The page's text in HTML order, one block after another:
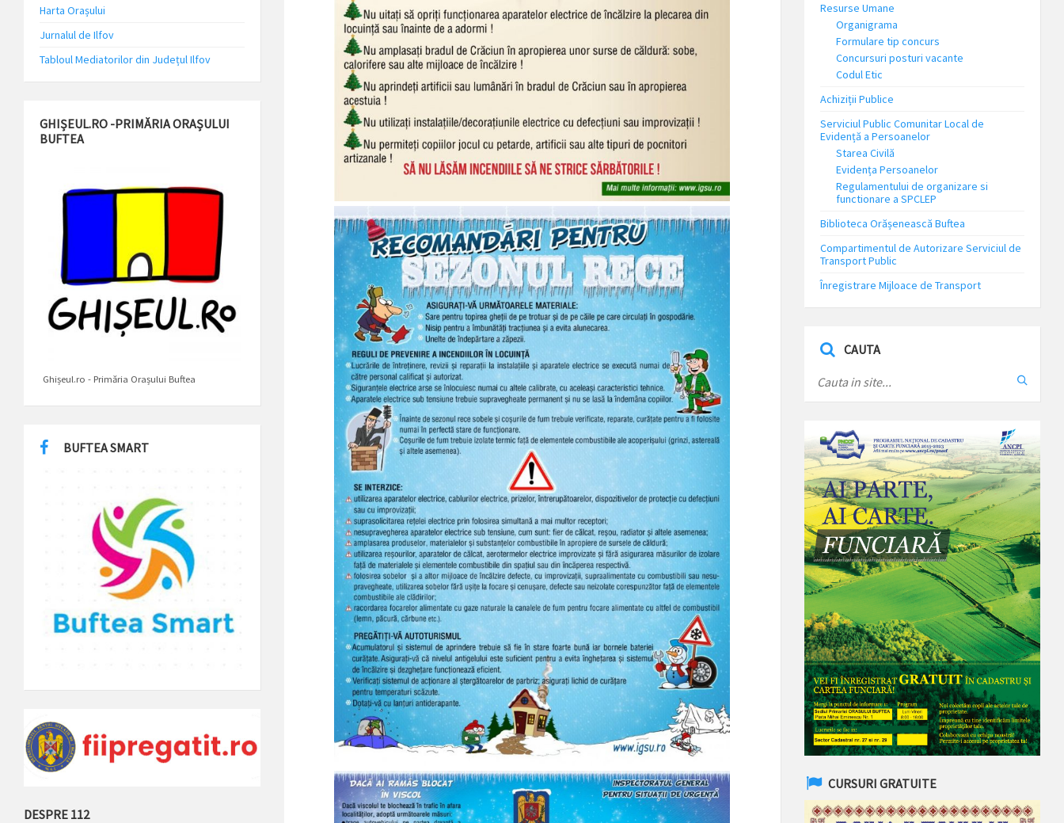
Harta Orașului
Jurnalul de Ilfov
Tabloul Mediatorilor din Județul Ilfov
GHIȘEUL.RO -PRIMĂRIA ORAȘULUI
BUFTEA
Ghișeul.ro - Primăria Orașului Buftea
BUFTEA SMART
DESPRE 112
Resurse Umane
Organigrama
Formulare tip concurs
Concursuri posturi vacante
Codul Etic
Achiziții Publice
Serviciul Public Comunitar Local de
Evidență a Persoanelor
Starea Civilă
Evidența Persoanelor
Regulamentului de organizare si
functionare a SPCLEP
Biblioteca Orășenească Buftea
Compartimentul de Autorizare Serviciul de
Transport Public
Înregistrare Mijloace de Transport
CAUTA
CURSURI GRATUITE